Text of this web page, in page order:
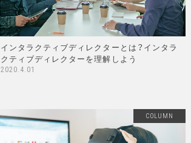
インタラクティブディレクターとは？インタラ
クティブディレクターを理解しよう
2020.4.01
COLUMN